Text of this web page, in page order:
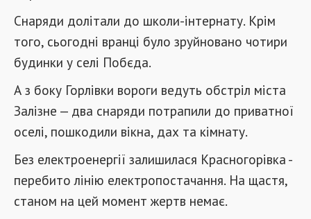
Снаряди долітали до школи-інтернату. Крім
того, сьогодні вранці було зруйновано чотири
будинки у селі Побєда.
А з боку Горлівки вороги ведуть обстріл міста
Залізне — два снаряди потрапили до приватної
оселі, пошкодили вікна, дах та кімнату.
Без електроенергії залишилася Красногорівка -
перебито лінію електропостачання. На щастя,
станом на цей момент жертв немає.